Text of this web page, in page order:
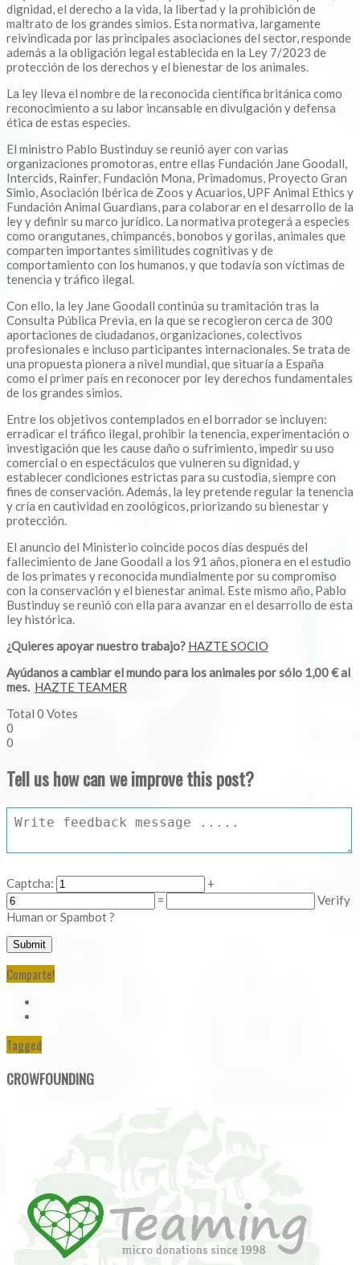
dignidad, el derecho a la vida, la libertad y la prohibición de
maltrato de los grandes simios. Esta normativa, largamente
reivindicada por las principales asociaciones del sector, responde
además a la obligación legal establecida en la Ley 7/2023 de
protección de los derechos y el bienestar de los animales.
La ley lleva el nombre de la reconocida científica británica como
reconocimiento a su labor incansable en divulgación y defensa
ética de estas especies.
El ministro Pablo Bustinduy se reunió ayer con varias
organizaciones promotoras, entre ellas Fundación Jane Goodall,
Intercids, Rainfer, Fundación Mona, Primadomus, Proyecto Gran
Simio, Asociación Ibérica de Zoos y Acuarios, UPF Animal Ethics y
Fundación Animal Guardians, para colaborar en el desarrollo de la
ley y definir su marco jurídico. La normativa protegerá a especies
como orangutanes, chimpancés, bonobos y gorilas, animales que
comparten importantes similitudes cognitivas y de
comportamiento con los humanos, y que todavía son víctimas de
tenencia y tráfico ilegal.
Con ello, la ley Jane Goodall continúa su tramitación tras la
Consulta Pública Previa, en la que se recogieron cerca de 300
aportaciones de ciudadanos, organizaciones, colectivos
profesionales e incluso participantes internacionales. Se trata de
una propuesta pionera a nivel mundial, que situaría a España
como el primer país en reconocer por ley derechos fundamentales
de los grandes simios.
Entre los objetivos contemplados en el borrador se incluyen:
erradicar el tráfico ilegal, prohibir la tenencia, experimentación o
investigación que les cause daño o sufrimiento, impedir su uso
comercial o en espectáculos que vulneren su dignidad, y
establecer condiciones estrictas para su custodia, siempre con
fines de conservación. Además, la ley pretende regular la tenencia
y cría en cautividad en zoológicos, priorizando su bienestar y
protección.
El anuncio del Ministerio coincide pocos días después del
fallecimiento de Jane Goodall a los 91 años, pionera en el estudio
de los primates y reconocida mundialmente por su compromiso
con la conservación y el bienestar animal. Este mismo año, Pablo
Bustinduy se reunió con ella para avanzar en el desarrollo de esta
ley histórica.
¿Quieres apoyar nuestro trabajo? HAZTE SOCIO
Ayúdanos a cambiar el mundo para los animales por sólo 1,00 € al
mes. HAZTE TEAMER
Total 0 Votes
0
0
Tell us how can we improve this post?
Captcha:
+
=
Verify
Human or Spambot ?
Comparte!
Tagged
CROWFOUNDING